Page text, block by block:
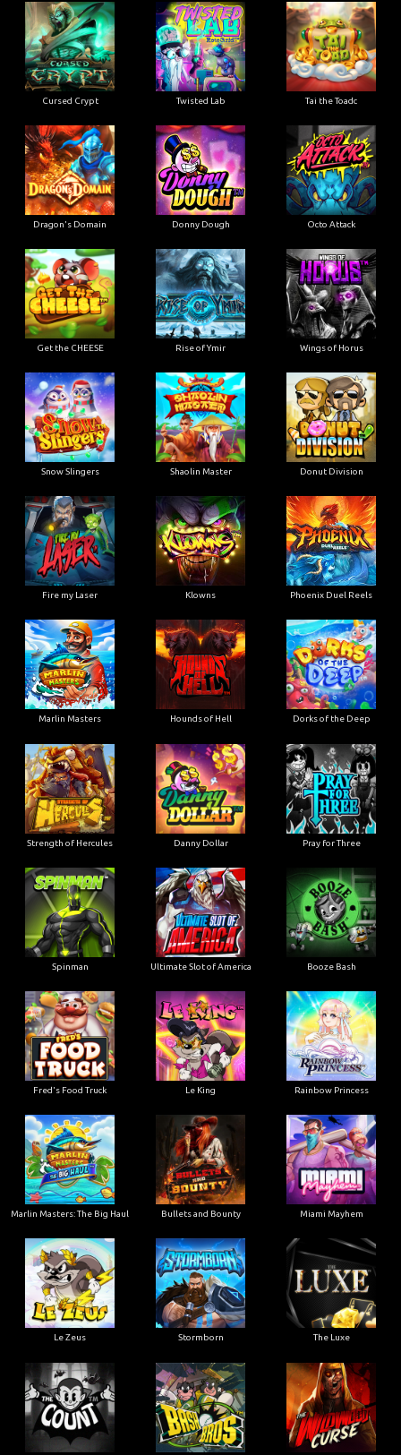
Cursed Crypt Twisted Lab Tai the Toadc
Dragon's Domain Donny Dough Octo Attack
Get the CHEESE Rise of Ymir Wings of Horus
Snow Slingers Shaolin Master Donut Division
Fire my Laser Klowns Phoenix Duel Reels
Marlin Masters Hounds of Hell Dorks of the Deep
Strength of Hercules Danny Dollar Pray for Three
Spinman Ultimate Slot of America Booze Bash
Fred's Food Truck Le King Rainbow Princess
Marlin Masters: The Big Haul Bullets and Bounty Miami Mayhem
Le Zeus Stormborn The Luxe